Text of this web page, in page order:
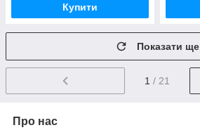
Купити
Показати ще
1 / 21
Про нас